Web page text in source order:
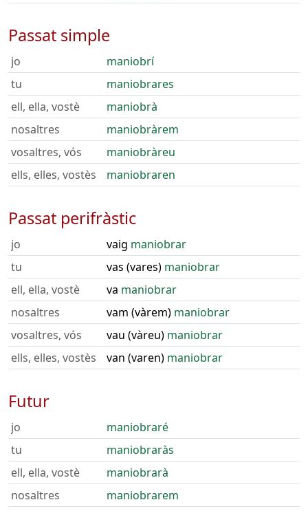
Passat simple
jo
maniobrí
tu
maniobrares
ell, ella, vostè
maniobrà
nosaltres
maniobràrem
vosaltres, vós
maniobràreu
ells, elles, vostès
maniobraren
Passat perifràstic
jo vaig maniobrar
tu
vas (vares) maniobrar
ell, ella, vostè
va maniobrar
nosaltres
vam (vàrem) maniobrar
vosaltres, vós
vau (vàreu) maniobrar
ells, elles, vostès
van (varen) maniobrar
Futur
jo
maniobraré
tu
maniobraràs
ell, ella, vostè
maniobrarà
nosaltres
maniobrarem